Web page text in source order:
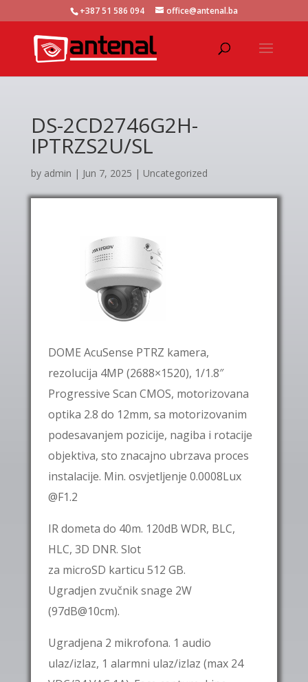
+387 51 586 094 office@antenal.ba
DS-2CD2746G2H-
IPTRZS2U/SL
by admin | Jun 7, 2025 | Uncategorized
DOME AcuSense PTRZ kamera,
rezolucija 4MP (2688×1520), 1/1.8″
Progressive Scan CMOS, motorizovana
optika 2.8 do 12mm, sa motorizovanim
podesavanjem pozicije, nagiba i rotacije
objektiva, sto znacajno ubrzava proces
instalacije. Min. osvjetljenje 0.0008Lux
@F1.2
IR dometa do 40m. 120dB WDR, BLC,
HLC, 3D DNR. Slot
za microSD karticu 512 GB.
Ugradjen zvučniksnage 2W
(97dB@10cm).
Ugradjena 2 mikrofona. 1 audio
ulaz/izlaz, 1 alarmni ulaz/izlaz (max 24